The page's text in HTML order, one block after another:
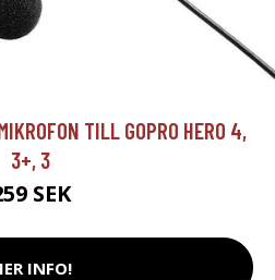
TILL GOPRO HERO 4,
3+, 3
SEK
INFO!